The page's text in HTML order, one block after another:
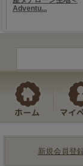
新規会員登